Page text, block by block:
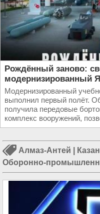
Рождённый заново:
модернизированный
Модернизированный
выполнил первый полёт.
получила передовые
комплекс вооружений,
Алмаз-Антей
Концерн «Калашников»